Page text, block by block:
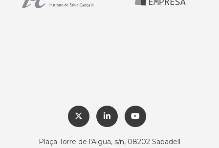
Plaça Torre de l'Aigua, s/n, 08202 Sabadell